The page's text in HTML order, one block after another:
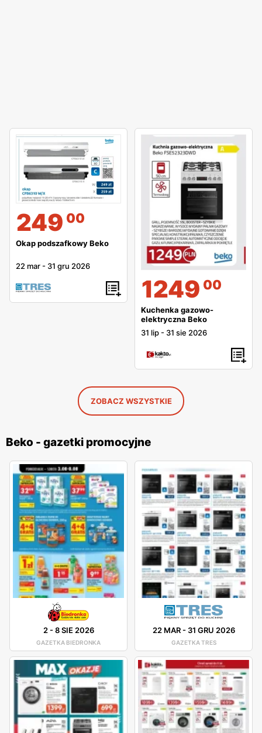
249 00
Okap podszafkowy Beko
22 mar - 31 gru 2026
1249 00
Kuchenka gazowo-
elektryczna Beko
31 lip - 31 sie 2026
ZOBACZ WSZYSTKIE
Beko - gazetki promocyjne
2-8 SIE 2026
GAZETKA BIEDRONKA
22 MAR- 31 GRU 2026
GAZETKA TRES